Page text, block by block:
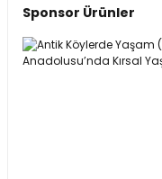
Sponsor Ürünler